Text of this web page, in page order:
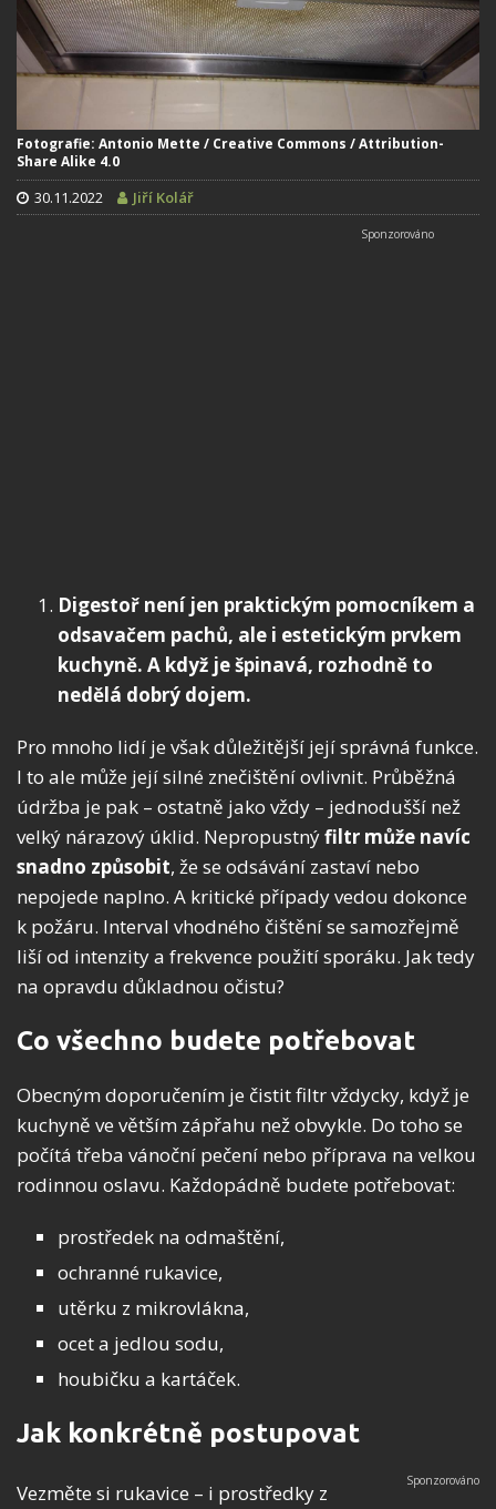
Fotografie: Antonio Mette / Creative Commons / Attribution-
Share Alike 4.0
30.11.2022 Jiří Kolář
Digestoř není jen praktickým pomocníkem a
odsavačem pachů, ale i estetickým prvkem
kuchyně. A když je špinavá, rozhodně to
nedělá dobrý dojem.
Pro mnoho lidí je však důležitější její správná funkce.
I to ale může její silné znečištění ovlivnit. Průběžná
údržba je pak – ostatně jako vždy – jednodušší než
velký nárazový úklid. Nepropustnýfiltr může navíc
snadno způsobit, že se odsávání zastaví nebo
nepojede naplno. A kritické případy vedou dokonce
k požáru. Interval vhodného čištění se samozřejmě
liší od intenzity a frekvence použití sporáku. Jak tedy
na opravdu důkladnou očistu?
Co všechno budete potřebovat
Obecným doporučením je čistit filtr vždycky, když je
kuchyně ve větším zápřahu než obvykle. Do toho se
počítá třeba vánoční pečení nebo příprava na velkou
rodinnou oslavu. Každopádně budete potřebovat:
prostředek na odmaštění,
ochranné rukavice,
utěrku z mikrovlákna,
ocet a jedlou sodu,
houbičku a kartáček.
Jak konkrétně postupovat
Vezměte si rukavice – i prostředky z